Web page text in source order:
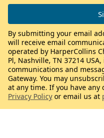
By submitting your email
will receive email
operated by HarperCollins
Pl, Nashville, TN 37214
communications and
Gateway. You may
at any time. If you have any
Privacy Policy or email us at